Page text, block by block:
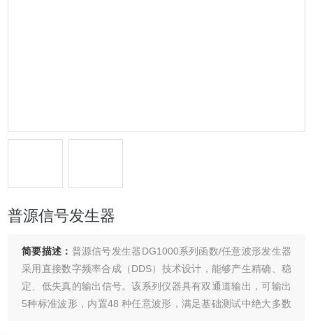
普源信号发生器
简要描述： 普源信号发生器DG1000系列函数/任意波形发生器
采用直接数字频率合成（DDS）技术设计，能够产生精确、稳
定、低失真的输出信号。该系列仪器具有双通道输出，可输出
5种标准波形，内置48 种任意波形，满足基础测试中绝大多数